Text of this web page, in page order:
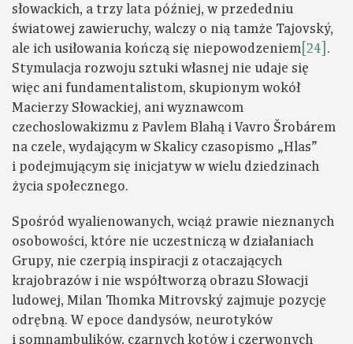
słowackich, a trzy lata później, w przededniu
światowej zawieruchy, walczy o nią tamże Tajovský,
ale ich usiłowania kończą się niepowodzeniem [24] .
Stymulacja rozwoju sztuki własnej nie udaje się
więc ani fundamentalistom, skupionym wokół
Macierzy Słowackiej, ani wyznawcom
czechoslowakizmu z Pavlem Blahą i Vavro Šrobárem
na czele, wydającym w Skalicy czasopismo „Hlas”
i podejmującym się inicjatyw w wielu dziedzinach
życia społecznego.
Spośród wyalienowanych, wciąż prawie nieznanych
osobowości, które nie uczestniczą w działaniach
Grupy, nie czerpią inspiracji z otaczających
krajobrazów i nie współtworzą obrazu Słowacji
ludowej, Milan Thomka Mitrovský zajmuje pozycję
odrębną. W epoce dandysów, neurotyków
i somnambulików, czarnych kotów i czerwonych